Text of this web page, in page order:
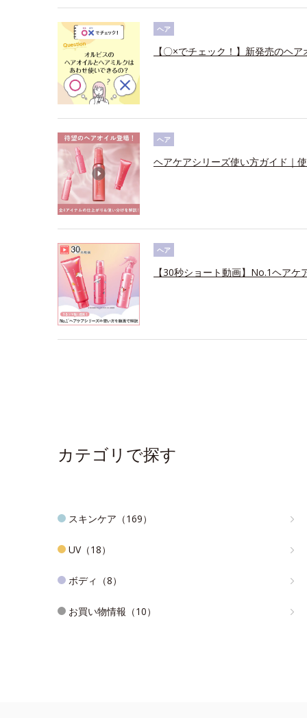
ヘア
【〇×でチェック！】新発売のヘ
ヘア
ヘアケアシリーズ使い方ガイド｜
ヘア
【30秒ショート動画】No.1ヘア
カテゴリで探す
スキンケア（169）
UV（18）
ボディ（8）
お買い物情報（10）